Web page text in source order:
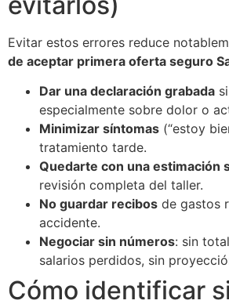
Evitar estos errores reduce
de aceptar primera oferta seguro
Dar una declaración grabada
especialmente sobre dolor o
Minimizar síntomas (“estoy
tratamiento tarde.
Quedarte con una estimación
revisión completa del taller.
No guardar recibos de gastos
accidente.
Negociar sin números: sin
salarios perdidos, sin
Cómo identificar si